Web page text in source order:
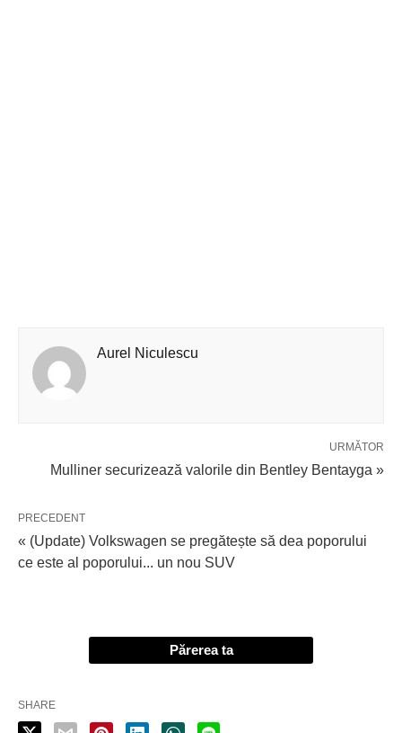
Aurel Niculescu
URMĂTOR
Mulliner securizează valorile din Bentley Bentayga »
PRECEDENT
« (Update) Volkswagen se pregătește să dea poporului
ce este al poporului... un nou SUV
Părerea ta
SHARE